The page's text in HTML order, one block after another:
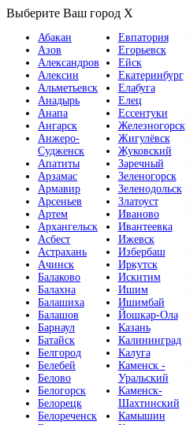
Выберите Ваш город X
Абакан
Азов
Александров
Алексин
Альметьевск
Анадырь
Анапа
Ангарск
Анжеро-
Судженск
Апатиты
Арзамас
Армавир
Арсеньев
Артем
Архангельск
Асбест
Астрахань
Ачинск
Балаково
Балахна
Балашиха
Балашов
Барнаул
Батайск
Белгород
Белебей
Белово
Белогорск
Белорецк
Белореченск
Евпатория
Егорьевск
Ейск
Екатеринбург
Елабуга
Елец
Ессентуки
Железногорск
Жигулёвск
Жуковский
Заречный
Зеленогорск
Зеленодольск
Златоуст
Иваново
Ивантеевка
Ижевск
Избербаш
Иркутск
Искитим
Ишим
Ишимбай
Йошкар-Ола
Казань
Калининград
Калуга
Каменск -
Уральский
Каменск-
Шахтинский
Камышин